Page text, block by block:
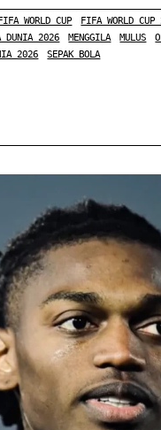
WORLD CUP FIFA WORLD CUP
DUNIA 2026 MENGGILA MULUS
2026 SEPAK BOLA